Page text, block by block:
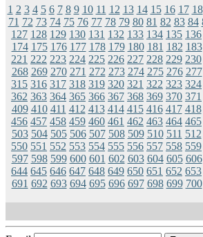
1 2 3 4 5 6 7 8 9 10 11 12 13 14 15 16 17 18
71 72 73 74 75 76 77 78 79 80 81 82 83 84
127 128 129 130 131 132 133 134 135 136
174 175 176 177 178 179 180 181 182 183
221 222 223 224 225 226 227 228 229 230
268 269 270 271 272 273 274 275 276 277
315 316 317 318 319 320 321 322 323 324
362 363 364 365 366 367 368 369 370 371
409 410 411 412 413 414 415 416 417 418
456 457 458 459 460 461 462 463 464 465
503 504 505 506 507 508 509 510 511 512
550 551 552 553 554 555 556 557 558 559
597 598 599 600 601 602 603 604 605 606
644 645 646 647 648 649 650 651 652 653
691 692 693 694 695 696 697 698 699 700